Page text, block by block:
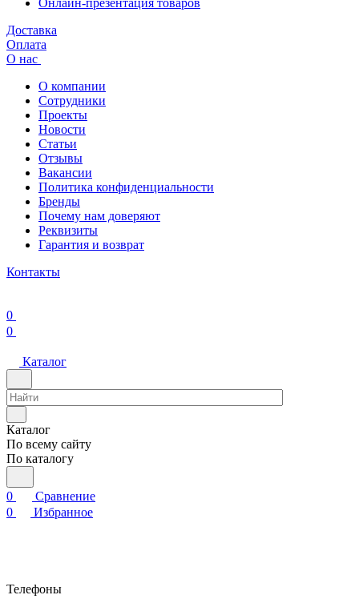
Онлайн-презентация товаров
Доставка
Оплата
О нас
О компании
Сотрудники
Проекты
Новости
Статьи
Отзывы
Вакансии
Политика конфиденциальности
Бренды
Почему нам доверяют
Реквизиты
Гарантия и возврат
Контакты
0
0
Каталог
Каталог
По всему сайту
По каталогу
0
Сравнение
0
Избранное
Телефоны